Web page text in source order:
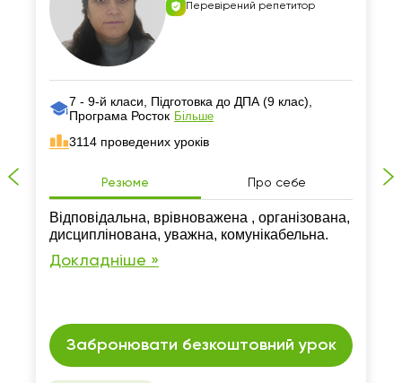
Перевірений репетитор
7 - 9-й класи, Підготовка до ДПА (9 клас),
Програма Росток Більше
3114 проведених уроків
Резюме Про себе
Відповідальна, врівноважена , організована,
дисциплінована, уважна, комунікабельна.
Докладніше »
Забронювати безкоштовний урок